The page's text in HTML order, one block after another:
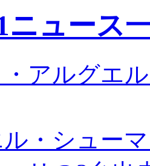
ニュース
アルグエ
ル・シュー